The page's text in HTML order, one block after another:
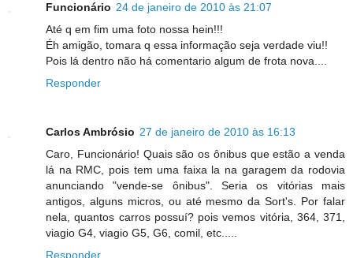
Funcionário 24 de janeiro de 2010 às 21:07
Até q em fim uma foto nossa hein!!!
Éh amigão, tomara q essa informação seja verdade viu!!
Pois lá dentro não há comentario algum de frota nova....
Responder
Carlos Ambrósio 27 de janeiro de 2010 às 16:13
Caro, Funcionário! Quais são os ônibus que estão a venda
lá na RMC, pois tem uma faixa la na garagem da rodovia
anunciando "vende-se ônibus". Seria os vitórias mais
antigos, alguns micros, ou até mesmo da Sort's. Por falar
nela, quantos carros possuí? pois vemos vitória, 364, 371,
viagio G4, viagio G5, G6, comil, etc.....
Responder